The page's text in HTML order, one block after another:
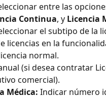
entre las
Continua, y Licencia
el subtipo de la
licencias en la
normal.
(si desea contratar
comercial).
Médica: Indicar número